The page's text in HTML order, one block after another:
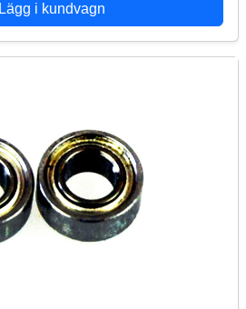
Lägg i kundvagn